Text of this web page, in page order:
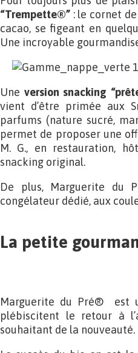
“Trempette®” : le cornet
cacao, se figeant en
Une incroyable
Une version snacking
vient d’être primée aux
parfums (nature sucré,
permet de proposer une
M. G., en restauration,
snacking original.
De plus, Marguerite du
congélateur dédié, aux
La petite
Marguerite du Pré® est
plébiscitent le retour à
souhaitant de la nouveauté.